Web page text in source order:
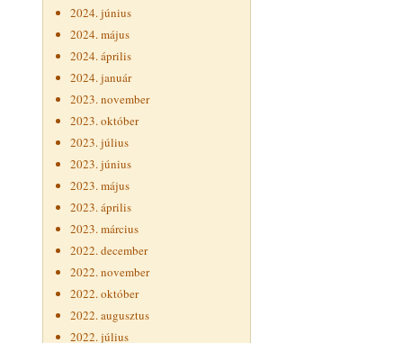
2024. június
2024. május
2024. április
2024. január
2023. november
2023. október
2023. július
2023. június
2023. május
2023. április
2023. március
2022. december
2022. november
2022. október
2022. augusztus
2022. július